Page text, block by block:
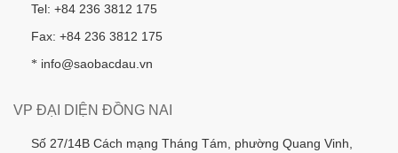
Tel: +84 236 3812 175
Fax: +84 236 3812 175
* info@saobacdau.vn
VP ĐẠI DIỆN ĐỒNG NAI
Số 27/14B Cách mạng Tháng Tám, phường Quang Vinh,